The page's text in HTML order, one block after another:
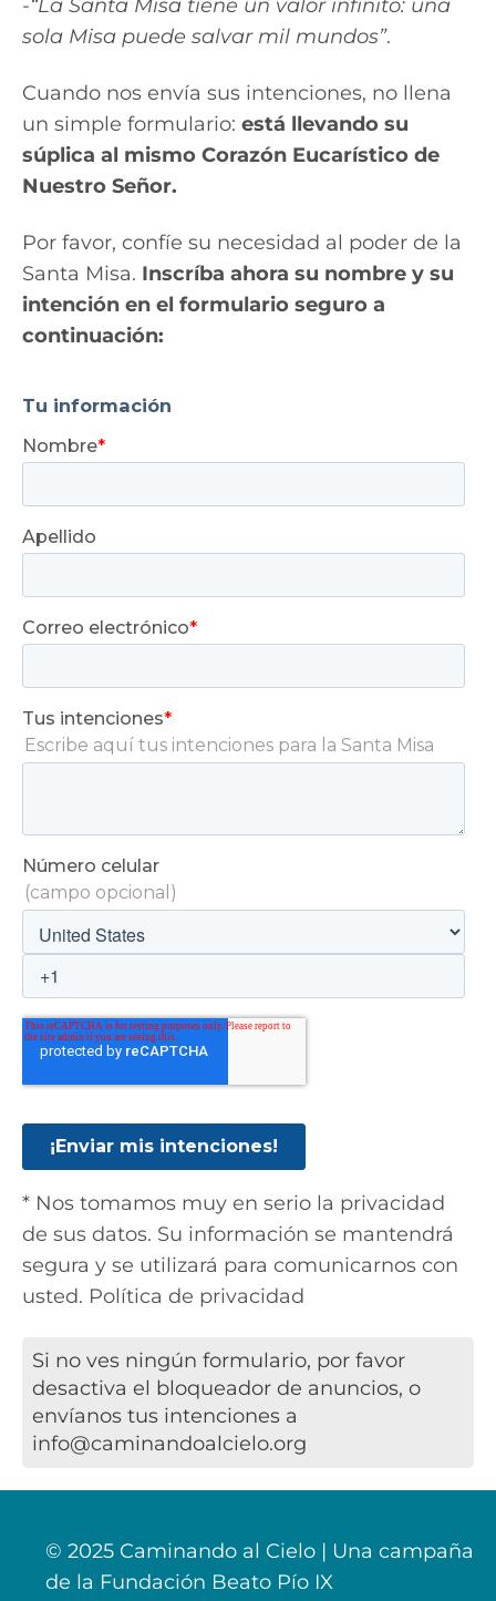
-“La Santa Misa tiene un valor infinito: una
sola Misa puede salvar mil mundos”.
Cuando nos envía sus intenciones, no llena
un simple formulario: está llevando su
súplica al mismo Corazón Eucarístico de
Nuestro Señor.
Por favor, confíe su necesidad al poder de la
Santa Misa. Inscríba ahora su nombre y su
intención en el formulario seguro a
continuación:
* Nos tomamos muy en serio la privacidad
de sus datos. Su información se mantendrá
segura y se utilizará para comunicarnos con
usted. Política de privacidad
Si no ves ningún formulario, por favor
desactiva el bloqueador de anuncios, o
envíanos tus intenciones a
info@caminandoalcielo.org
© 2025 Caminando al Cielo | Una campaña
de la Fundación Beato Pío IX